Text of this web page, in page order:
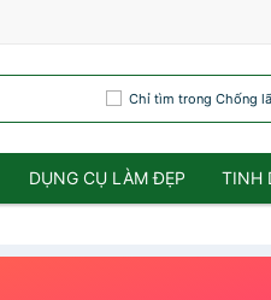
Chỉ tìm trong Chống
DỤNG CỤ LÀM ĐẸP TINH